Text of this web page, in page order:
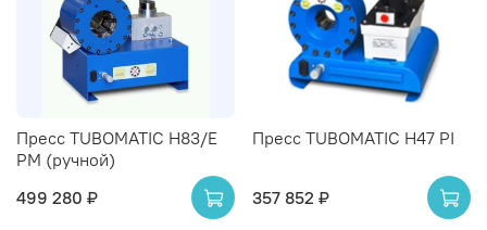
Пресс TUBOMATIC H83/E
PM (ручной)
499 280 ₽
Пресс TUBOMATIC H47 PI
357 852 ₽